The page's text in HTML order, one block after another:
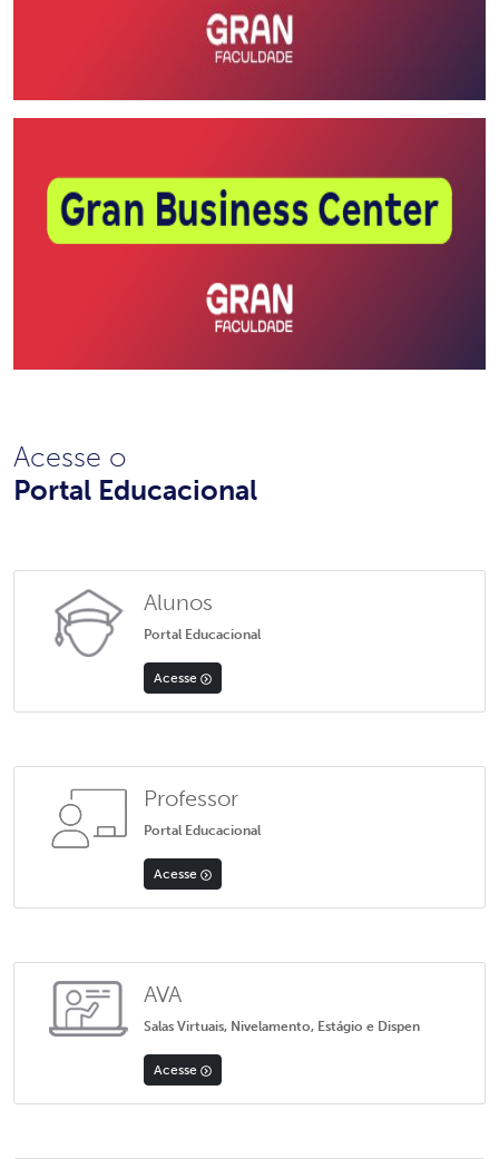
Acesse o
Portal Educacional
Alunos
Portal Educacional
Acesse
Professor
Portal Educacional
Acesse
AVA
Salas Virtuais, Nivelamento, Estágio e Dispen
Acesse